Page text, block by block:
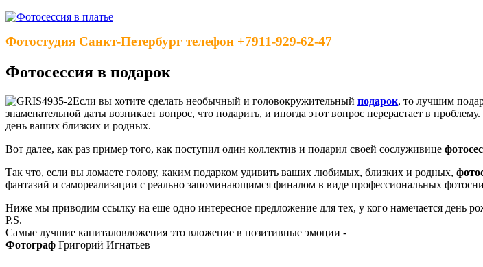
Фотостудия Санкт-Петербург телефон +7911-929-62-47
Фотосессия в подарок
Если вы хотите сделать необычный и головокружительный подарок, то лучшим
знаменательной даты возникает вопрос, что подарить, и иногда этот вопрос перерастает в проблему.
день ваших близких и родных.
Вот далее, как раз пример того, как поступил один коллектив и подарил своей сослуживице
Так что, если вы ломаете голову, каким подарком удивить ваших любимых, близких и родных,
фантазий и самореализации с реально запоминающимся финалом в виде профессиональных
Ниже мы приводим ссылку на еще одно интересное предложение для тех, у кого намечается день
P.S.
Самые лучшие капиталовложения это вложение в позитивные эмоции -
Фотограф Григорий Игнатьев